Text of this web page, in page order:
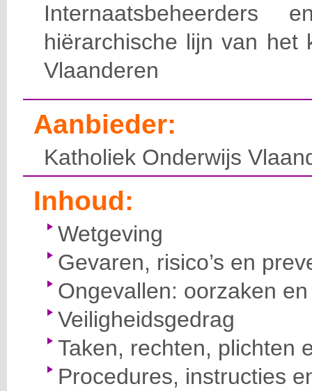
hiërarchische lijn van het
Vlaanderen
Aanbieder:
Katholiek Onderwijs
Inhoud:
Wetgeving
Gevaren, risico’s en
Ongevallen: oorzaken
Veiligheidsgedrag
Taken, rechten, plichten
Procedures, instructies